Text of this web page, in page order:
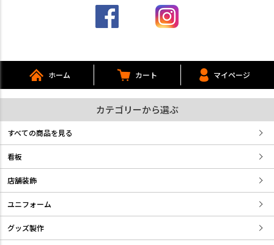
ホーム カート マイページ
カテゴリーから選ぶ
すべての商品を見る
看板
店舗装飾
ユニフォーム
グッズ製作